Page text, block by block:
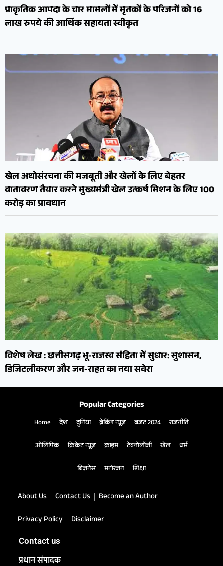
प्राकृतिक आपदा के चार मामलों में मृतकों के परिजनों को 16
लाख रुपये की आर्थिक सहायता स्वीकृत
खेल अधोसंरचना की मजबूती और खेलों के लिए बेहतर
वातावरण तैयार करने मुख्यमंत्री खेल उत्कर्ष मिशन के लिए 100
करोड़ का प्रावधान
विशेष लेख : छत्तीसगढ़ भू-राजस्व संहिता में सुधार: सुशासन,
डिजिटलीकरण और जन-राहत का नया सवेरा
Popular Categories
Home देश दुनिया ब्रेकिंग न्यूज़ बजट 2024 राजनीति
ओलिंपिक क्रिकेट न्यूज़ क्राइम टेक्नोलॉजी खेल धर्म
बिज़नेस मनोरंजन शिक्षा
About Us Contact Us
Become an Author
Privacy Policy
Disclaimer
Contact us
प्रधान संपादक